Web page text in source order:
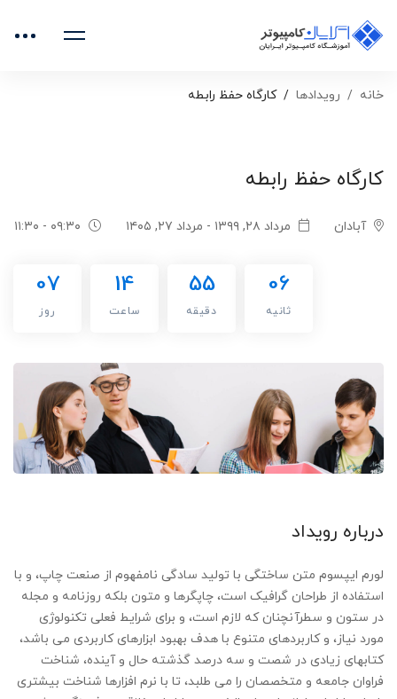
خانه رویدادها کارگاه حفظ رابطه
کارگاه حفظ رابطه
آبادان مرداد ۲۸, ۱۳۹۹ - مرداد ۲۷, ۱۴۰۵ ۰۹:۳۰ - ۱۱:۳۰
07
روز
14
ساعت
55
دقیقه
06
ثانیه
درباره رویداد
لورم ایپسوم متن ساختگی با تولید سادگی نامفهوم از صنعت چاپ، و با
استفاده از طراحان گرافیک است، چاپگرها و متون بلکه روزنامه و مجله
در ستون و سطرآنچنان که لازم است، و برای شرایط فعلی تکنولوژی
مورد نیاز، و کاربردهای متنوع با هدف بهبود ابزارهای کاربردی می باشد،
کتابهای زیادی در شصت و سه درصد گذشته حال و آینده، شناخت
فراوان جامعه و متخصصان را می طلبد، تا با نرم افزارها شناخت بیشتری